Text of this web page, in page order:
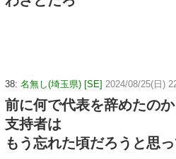
38: 名無し(埼玉県) [SE] 2024/08/25(日)
前に何で代表を辞めたの
支持者は
もう忘れた頃だろうと思